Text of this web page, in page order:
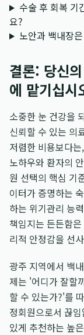
수술 후 회복 기
요?
노안과 백내장
결론: 당신
에 맡기십시
소중한 눈 건강을
신뢰할 수 있는 의
저렴한 비용보다
노하우와 환자의
원 선택의 핵심 기
이터가 증명하는
하는 위기관리 능
책임지는 든든함
리적 안정감을 선
광주 지역에서 백
제는 '어디가 잘할
할 수 있는가?'를
정회원으로서 끊
있게 추천하는 높